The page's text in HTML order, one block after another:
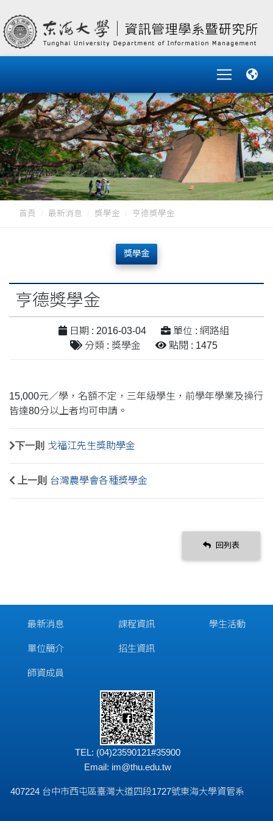
首頁 最新消息 獎學金 亨德獎學金
獎學金
亨德獎學金
日期 : 2016-03-04
單位 : 網路組
分類 : 獎學金
點閱 : 1475
15,000元／學，名額不定，三年級學生，前學年學業及操行
皆達80分以上者均可申請。
下一則 戈福江先生獎助學金
上一則 台灣農學會各種獎學金
回列表
最新消息
單位簡介
師資成員
課程資訊
招生資訊
學生活動
TEL: (04)23590121#35900
Email: im@thu.edu.tw
407224 台中市西屯區臺灣大道四段1727號東海大學資管系